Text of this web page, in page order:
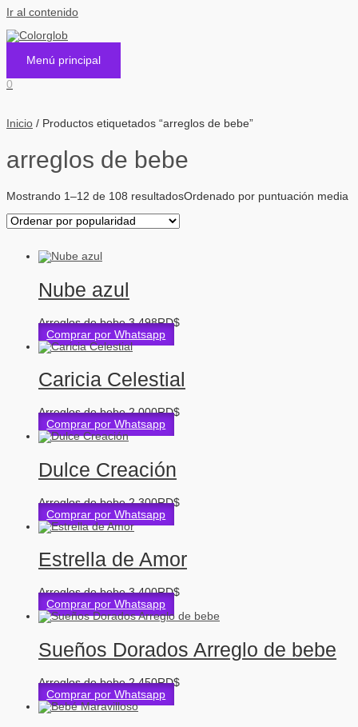
Ir al contenido
Menú principal
0
Inicio / Productos etiquetados “arreglos de bebe”
arreglos de bebe
Mostrando 1–12 de 108 resultadosOrdenado por puntuación media
Nube azul
Arreglos de bebe3,498RD$
Comprar por Whatsapp
Caricia Celestial
Arreglos de bebe2,000RD$
Comprar por Whatsapp
Dulce Creación
Arreglos de bebe2,300RD$
Comprar por Whatsapp
Estrella de Amor
Arreglos de bebe3,400RD$
Comprar por Whatsapp
Sueños Dorados Arreglo de bebe
Arreglos de bebe2,450RD$
Comprar por Whatsapp